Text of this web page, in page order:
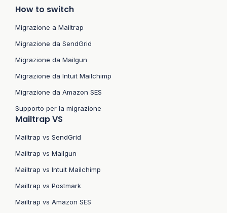
How to switch
Migrazione a Mailtrap
Migrazione da SendGrid
Migrazione da Mailgun
Migrazione da Intuit Mailchimp
Migrazione da Amazon SES
Supporto per la migrazione
Mailtrap VS
Mailtrap vs SendGrid
Mailtrap vs Mailgun
Mailtrap vs Intuit Mailchimp
Mailtrap vs Postmark
Mailtrap vs Amazon SES